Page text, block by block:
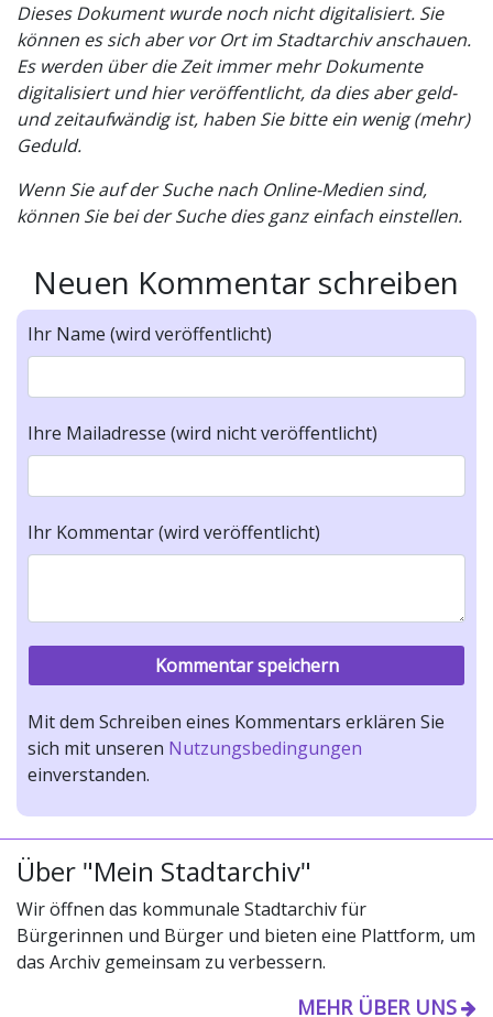
Dieses Dokument wurde noch nicht digitalisiert. Sie
können es sich aber vor Ort im Stadtarchiv anschauen.
Es werden über die Zeit immer mehr Dokumente
digitalisiert und hier veröffentlicht, da dies aber geld-
und zeitaufwändig ist, haben Sie bitte ein wenig (mehr)
Geduld.
Wenn Sie auf der Suche nach Online-Medien sind,
können Sie bei der Suche dies ganz einfach einstellen.
Neuen Kommentar schreiben
Ihr Name (wird veröffentlicht)
Ihre Mailadresse (wird nicht veröffentlicht)
Ihr Kommentar (wird veröffentlicht)
Mit dem Schreiben eines Kommentars erklären Sie
sich mit unseren Nutzungsbedingungen
einverstanden.
Über "Mein Stadtarchiv"
Wir öffnen das kommunale Stadtarchiv für
Bürgerinnen und Bürger und bieten eine Plattform, um
das Archiv gemeinsam zu verbessern.
MEHR ÜBER UNS